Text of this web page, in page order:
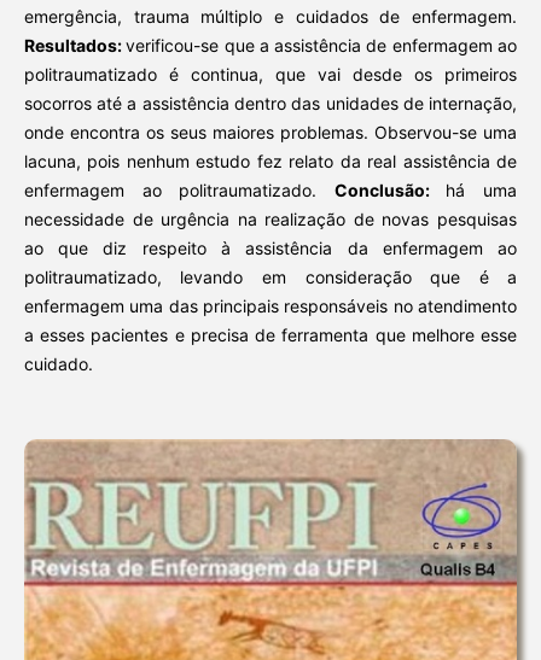
emergência, trauma múltiplo e cuidados de enfermagem.
Resultados:verificou-se que a assistência de enfermagem ao
politraumatizado é continua, que vai desde os primeiros
socorros até a assistência dentro das unidades de internação,
onde encontra os seus maiores problemas. Observou-se uma
lacuna, pois nenhum estudo fez relato da real assistência de
enfermagem ao politraumatizado. Conclusão: há uma
necessidade de urgência na realização de novas pesquisas
ao que diz respeito à assistência da enfermagem ao
politraumatizado, levando em consideração que é a
enfermagem uma das principais responsáveis no atendimento
a esses pacientes e precisa de ferramenta que melhore esse
cuidado.